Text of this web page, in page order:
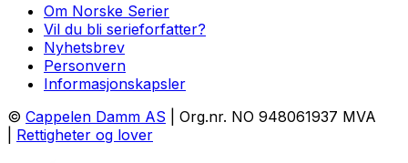
Om Norske Serier
Vil du bli serieforfatter?
Nyhetsbrev
Personvern
Informasjonskapsler
© Cappelen Damm AS | Org.nr. NO 948061937 MVA
Rettigheter og lover